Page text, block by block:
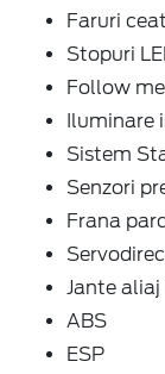
Faruri
Stopuri
Follow
Iluminare
Sistem
Senzori
Frana
Jante aliaj
ABS
ESP